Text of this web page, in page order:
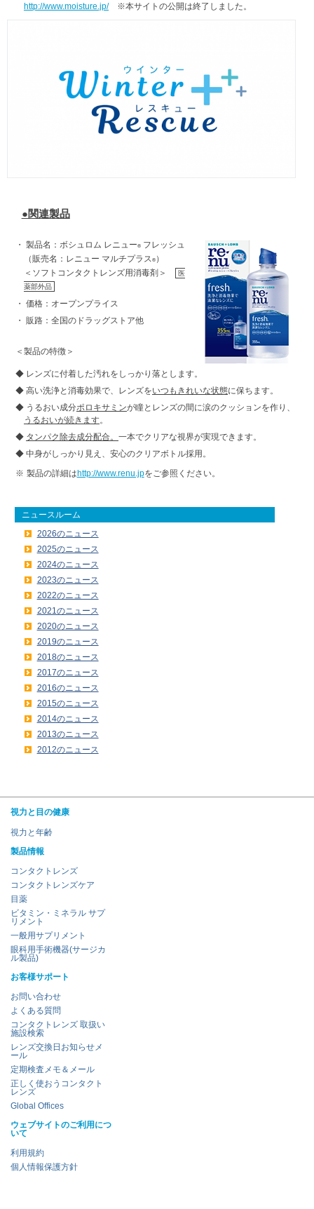
http://www.moisture.jp/※本サイトの公開は終了しました。
●関連製品
・ 製品名：ボシュロム レニュー® フレッシュ
（販売名：レニュー マルチプラス ® ）
＜ソフトコンタクトレンズ用消毒剤＞
医
薬部外品
・ 価格：オープンプライス
・ 販路：全国のドラッグストア他
＜製品の特徴＞
◆ レンズに付着した汚れをしっかり落とします。
◆ 高い洗浄と消毒効果で、レンズをいつもきれいな状態に保ちます。
◆ うるおい成分ポロキサミンが瞳とレンズの間に涙のクッションを作り、
うるおいが続きます。
◆ タンパク除去成分配合。 一本でクリアな視界が実現できます。
◆ 中身がしっかり見え、安心のクリアボトル採用。
※ 製品の詳細はhttp://www.renu.jpをご参照ください。
ニュースルーム
2026のニュース
2025のニュース
2024のニュース
2023のニュース
2022のニュース
2021のニュース
2020のニュース
2019のニュース
2018のニュース
2017のニュース
2016のニュース
2015のニュース
2014のニュース
2013のニュース
2012のニュース
視力と目の健康
視力と年齢
製品情報
コンタクトレンズ
コンタクトレンズケア
目薬
ビタミン・ミネラル サプ
リメント
一般用サプリメント
眼科用手術機器(サージカ
ル製品)
お客様サポート
お問い合わせ
よくある質問
コンタクトレンズ 取扱い
施設検索
レンズ交換日お知らせメ
ール
定期検査メモ＆メール
正しく使おうコンタクト
レンズ
Global Offices
ウェブサイトのご利用につ
いて
利用規約
個人情報保護方針